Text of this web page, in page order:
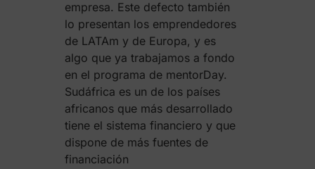
empresa. Este defecto también
lo presentan los emprendedores
de LATAm y de Europa, y es
algo que ya trabajamos a fondo
en el programa de mentorDay.
Sudáfrica es un de los países
africanos que más desarrollado
tiene el sistema financiero y que
dispone de más fuentes de
financiación